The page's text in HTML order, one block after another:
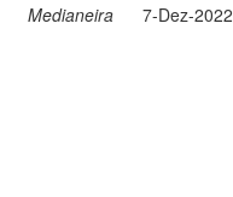
Medianeira 7-Dez-2022